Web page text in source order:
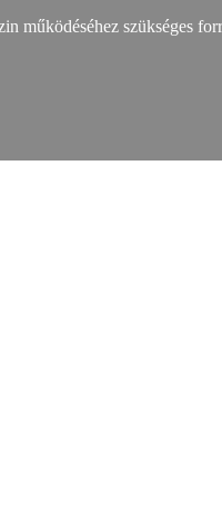
működéséhez szükséges